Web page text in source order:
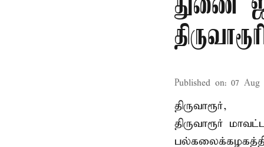
துணை
Published on: 07 Aug
திருவாரூர்,
திருவாரூர்